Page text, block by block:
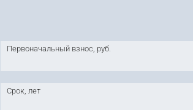
Первоначальный взнос, руб.
Срок, лет